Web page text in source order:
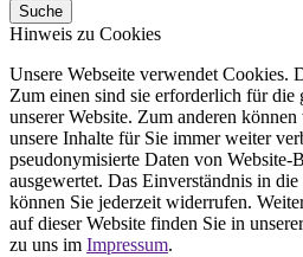
Suche
Hinweis zu Cookies
Unsere Webseite verwendet Cookies.
Zum einen sind sie erforderlich für die
unserer Website. Zum anderen
unsere Inhalte für Sie immer weiter
pseudonymisierte Daten von Website-
ausgewertet. Das Einverständnis in
können Sie jederzeit widerrufen.
auf dieser Website finden Sie in
zu uns im Impressum.